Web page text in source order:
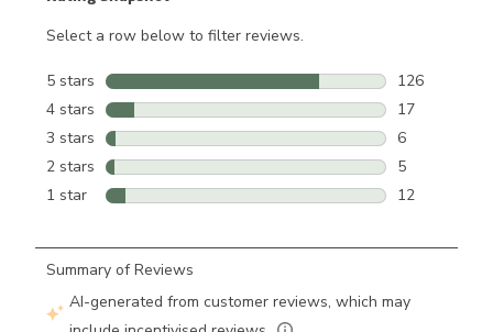
Select a row below to filter reviews.
5 stars stars
126
126 reviews
4 stars stars
17
17 reviews
3 stars stars
6
6 reviews
2 stars stars
5
5 reviews
1 star stars
12